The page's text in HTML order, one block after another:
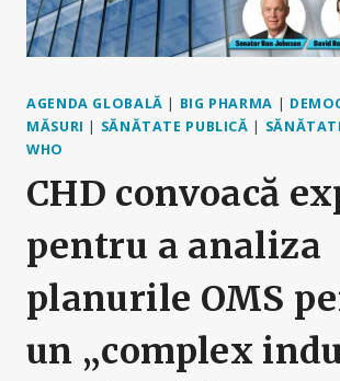
AGENDA GLOBALĂ | BIG PHARMA |
MĂSURI | SĂNĂTATE PUBLICĂ |
WHO
CHD convoacă
pentru a analiza
planurile OMS
un „complex